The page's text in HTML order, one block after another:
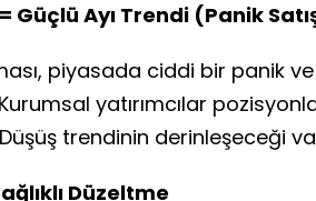
Güçlü Ayı Trendi (Panik
piyasada ciddi bir panik
yatırımcılar
trendinin derinleşeceği
Düzeltme